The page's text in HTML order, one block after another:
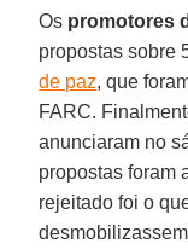
Os promotores
propostas sobre
de paz, que
FARC.
anunciaram no
propostas foram
rejeitado foi o